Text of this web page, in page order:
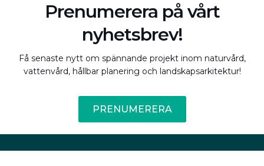
Prenumerera på vårt
nyhetsbrev!
Få senaste nytt om spännande projekt inom naturvård,
vattenvård, hållbar planering och landskapsarkitektur!
PRENUMERERA